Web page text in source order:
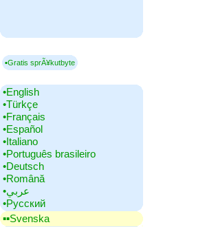
▪Gratis sprÃ¥kutbyte
•‎English
•‎Türkçe
•‎Français
•‎Español
•‎Italiano
•‎Português brasileiro
•‎Deutsch
•‎Română
•‎عربي
•‎Русский
▪▪‎Svenska